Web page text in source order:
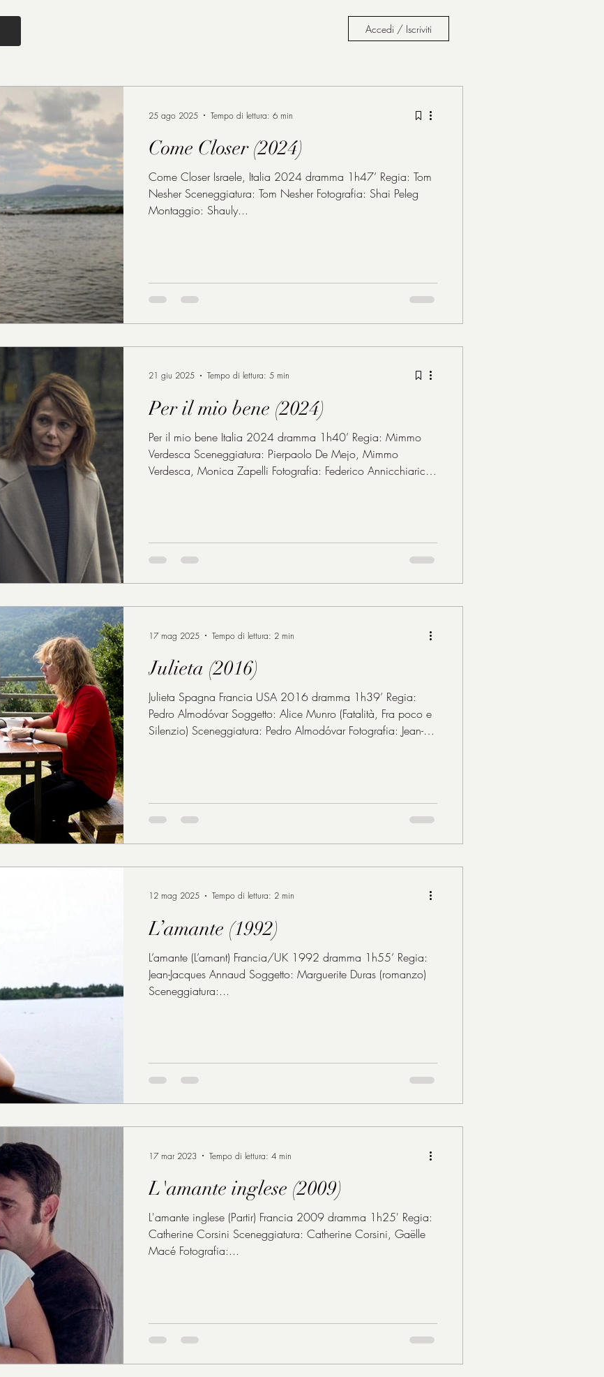
Accedi / Iscriviti
Come Closer (2024)
Come Closer Israele, Italia 2024 dramma 1h47’ Regia: Tom
Nesher Sceneggiatura: Tom Nesher Fotografia: Shai Peleg
Montaggio: Shauly...
25 ago 2025 Tempo di lettura: 6 min
Per il mio bene (2024)
Per il mio bene Italia 2024 dramma 1h40’ Regia: Mimmo
Verdesca Sceneggiatura: Pierpaolo De Mejo, Mimmo
Verdesca, Monica Zapelli Fotografia: Federico Annicchiarico
Luciano Sara Ciocca: Alida Gualtiero Burzi: Giorgio Grazia
21 giu 2025 Tempo di lettura: 5 min
Julieta (2016)
Julieta Spagna Francia USA 2016 dramma 1h39’ Regia:
Pedro Almodóvar Soggetto: Alice Munro (Fatalità, Fra poco e
Silenzio) Sceneggiatura: Pedro Almodóvar Fotografia: Jean-
Daniel Grao: Xoan Inma Cuesta: Ava Darío Grandinetti:
17 mag 2025 Tempo di lettura: 2 min
L’amante (1992)
L’amante (L’amant) Francia/UK 1992 dramma 1h55’ Regia:
Jean-Jacques Annaud Soggetto: Marguerite Duras (romanzo)
Sceneggiatura:...
12 mag 2025 Tempo di lettura: 2 min
L'amante inglese (2009)
L'amante inglese (Partir) Francia 2009 dramma 1h25' Regia:
Catherine Corsini Sceneggiatura: Catherine Corsini, Gaëlle
Macé Fotografia:...
17 mar 2023 Tempo di lettura: 4 min